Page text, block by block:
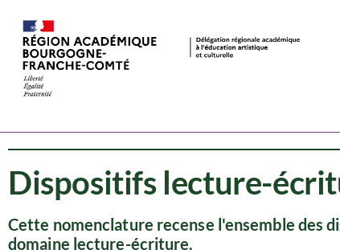
Dispositifs lecture-
Cette nomenclature recense l'ensemble des
domaine lecture-écriture.